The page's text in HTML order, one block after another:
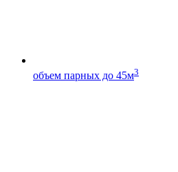
объем парных до 45м3